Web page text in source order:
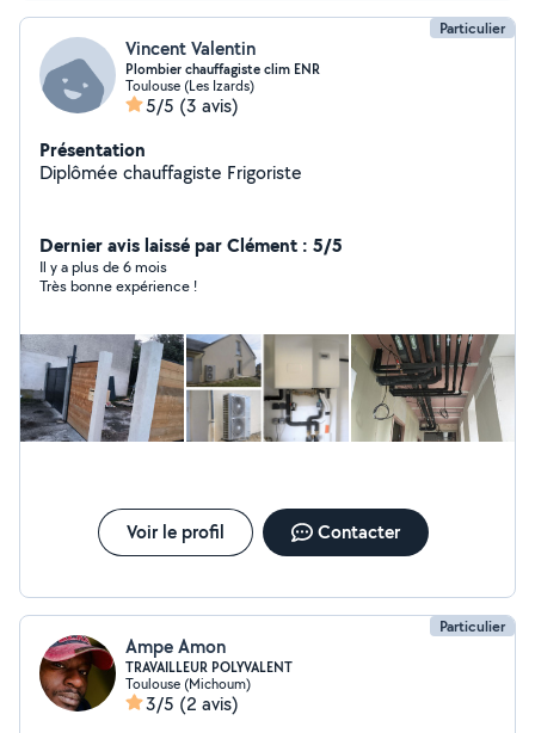
Particulier
Vincent Valentin
Plombier chauffagiste clim ENR
Toulouse (Les Izards)
5/5 (3 avis)
Présentation
Diplômée chauffagiste Frigoriste
Dernier avis laissé par Clément : 5/5
Il y a plus de 6 mois
Très bonne expérience !
Voir le profil Contacter
Particulier
Ampe Amon
TRAVAILLEUR POLYVALENT
Toulouse (Michoum)
3/5 (2 avis)